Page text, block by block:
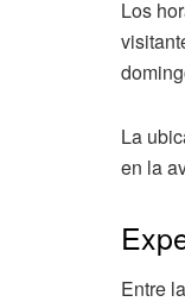
Los
La
en la
Entre